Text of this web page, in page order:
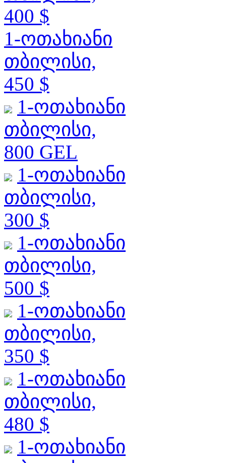
400 $
1-ოთახიანი
თბილისი,
450 $
1-ოთახიანი
თბილისი,
800 GEL
1-ოთახიანი
თბილისი,
300 $
1-ოთახიანი
თბილისი,
500 $
1-ოთახიანი
თბილისი,
350 $
1-ოთახიანი
თბილისი,
480 $
1-ოთახიანი